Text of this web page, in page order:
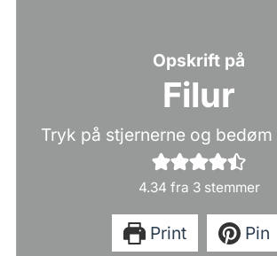
Opskrift på
Filur
Tryk på stjernerne og
4.34 fra 3stemmer
Print
Pin